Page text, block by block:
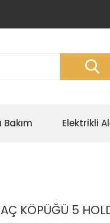
Bakım Elektrikli
KÖPÜĞÜ 5